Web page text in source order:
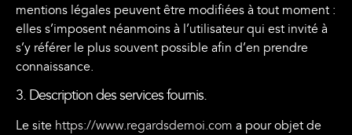
mentions légales peuvent être modifiées à tout moment :
elles s’imposent néanmoins à l’utilisateur qui est invité à
s’y référer le plus souvent possible afin d’en prendre
connaissance.
3. Description des services fournis.
Le site https://www.regardsdemoi.com a pour objet de